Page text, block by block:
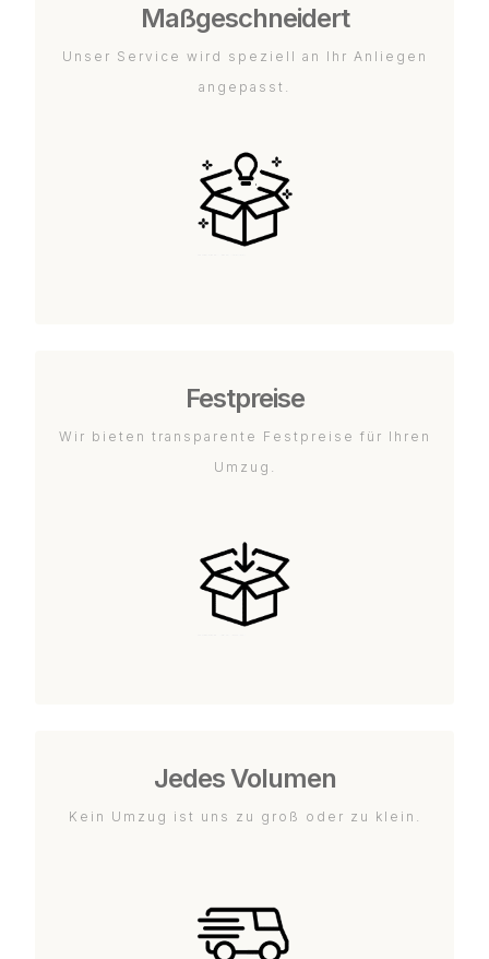
Maßgeschneidert
Unser Service wird speziell an Ihr Anliegen
angepasst.
Festpreise
Wir bieten transparente Festpreise für Ihren
Umzug.
Jedes Volumen
Kein Umzug ist uns zu groß oder zu klein.